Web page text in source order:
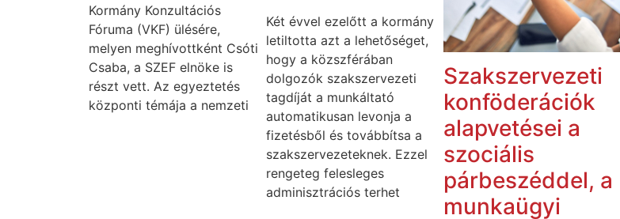
Kormány Konzultációs
Fóruma (VKF) ülésére,
melyen meghívottként Csóti
Csaba, a SZEF elnöke is
részt vett. Az egyeztetés
központi témája a nemzeti
Két évvel ezelőtt a kormány
letiltotta azt a lehetőséget,
hogy a közszférában
dolgozók szakszervezeti
tagdíját a munkáltató
automatikusan levonja a
fizetésből és továbbítsa a
szakszervezeteknek. Ezzel
rengeteg felesleges
adminisztrációs terhet
Szakszervezeti
konföderációk
alapvetései a
szociális
párbeszéddel, a
munkaügyi